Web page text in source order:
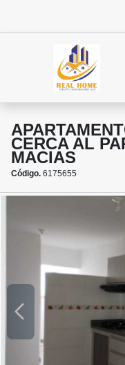
CERCA AL
MACIAS
Código. 6175655